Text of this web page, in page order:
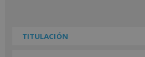
TITULACIÓN